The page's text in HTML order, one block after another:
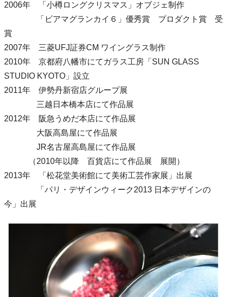
2006年 「小樽ロングクリスマス」オブジェ制作
「ビアマグランカイ６」優秀賞 プロダクト賞 受
賞
2007年 三菱UFJ証券CM ワイングラス制作
2010年 京都府八幡市にてガラス工房「SUN GLASS
STUDIO KYOTO」設立
2011年 伊勢丹新宿店グループ展
三越日本橋本店にて作品展
2012年 阪急うめだ本店にて作品展
大阪高島屋にて作品展
JR名古屋高島屋にて作品展
（2010年以降 百貨店にて作品展 展開）
2013年 「松花堂美術館にて美術工芸作家展」出展
「パリ・デザインウィーク2013 日本デザインの
今」出展